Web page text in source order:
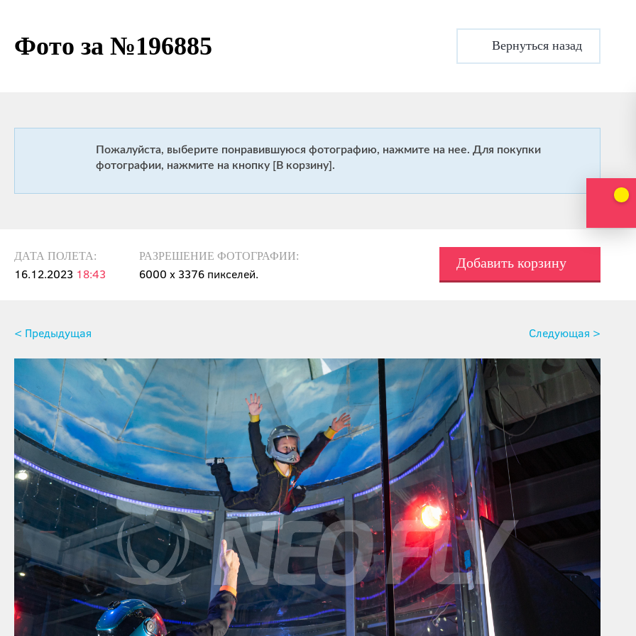
Фото за №196885 Вернуться назад
Пожалуйста, выберите понравившуюся фотографию, нажмите на нее. Для покупки
фотографии, нажмите на кнопку [В корзину].
ДАТА ПОЛЕТА:
16.12.2023 18:43
РАЗРЕШЕНИЕ ФОТОГРАФИИ:
6000 х 3376 пикселей.
Добавить корзину
< Предыдущая Следующая >